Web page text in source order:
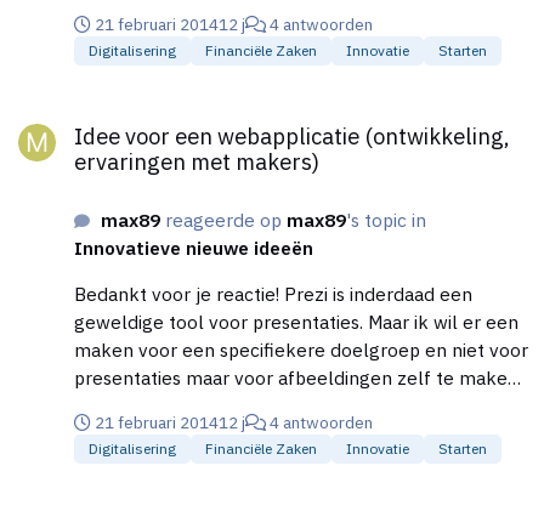
21 februari 201412 j 4 antwoorden
Digitalisering Financiële Zaken Innovatie Starten
Idee voor een webapplicatie (ontwikkeling,
ervaringen met makers)
max89 reageerde op max89's topic in
Innovatieve nieuwe ideeën
Bedankt voor je reactie! Prezi is inderdaad een
geweldige tool voor presentaties. Maar ik wil er een
maken voor een specifiekere doelgroep en niet voor
presentaties maar voor afbeeldingen zelf te maken
powerpoint kun slepen en veranderen;-).
21 februari 201412 j 4 antwoorden
Digitalisering Financiële Zaken Innovatie Starten